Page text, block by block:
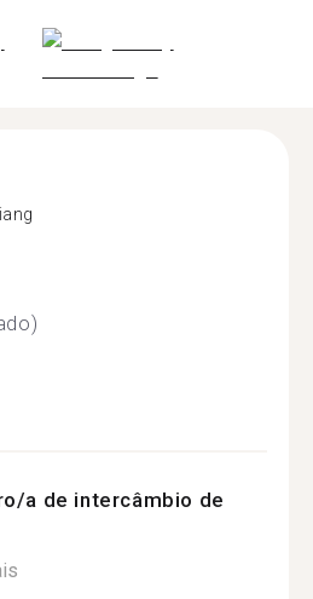
a de intercâmbio de